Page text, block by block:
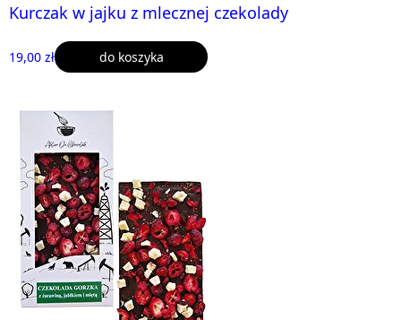
Kurczak w jajku z mlecznej czekolady
19,00 zł do koszyka